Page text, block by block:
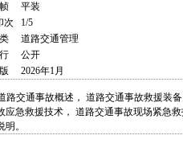
平装
次
1/5
道路交通管理
公开
2026年1月
交通事故概述， 道路交通事故救援装
急救援技术， 道路交通事故现场紧急
。